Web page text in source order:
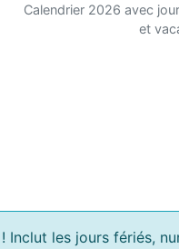
Calendrier 2026 avec
et
! Inclut les jours fériés,